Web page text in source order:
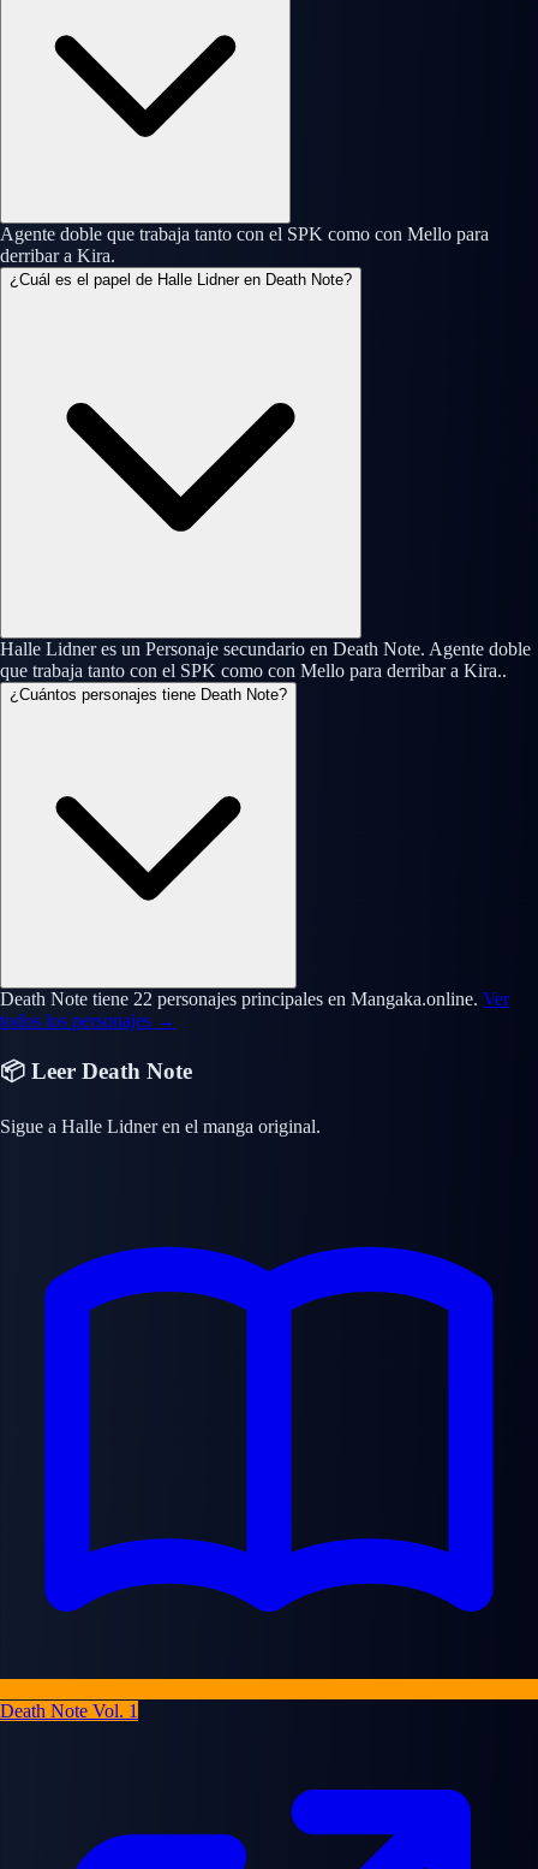
Agente doble que trabaja tanto con el SPK como con Mello para
derribar a Kira.
¿Cuál es el papel de Halle Lidner en Death Note?
Halle Lidner es un Personaje secundario en Death Note. Agente doble
que trabaja tanto con el SPK como con Mello para derribar a Kira..
¿Cuántos personajes tiene Death Note?
Death Note tiene 22 personajes principales en Mangaka.online. Ver
todos los personajes →
📦 Leer Death Note
Sigue a Halle Lidner en el manga original.
Death Note Vol. 1